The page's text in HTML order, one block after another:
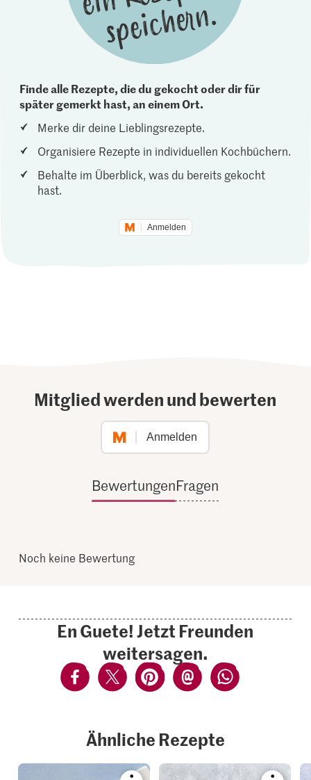
Finde alle Rezepte, die du gekocht oder dir für
später gemerkt hast, an einem Ort.
Merke dir deine Lieblingsrezepte.
Organisiere Rezepte in individuellen Kochbüchern.
Behalte im Überblick, was du bereits gekocht
hast.
Anmelden
Mitglied werden und bewerten
Anmelden
BewertungenFragen
Noch keine Bewertung
En Guete! Jetzt Freunden
weitersagen.
Ähnliche Rezepte